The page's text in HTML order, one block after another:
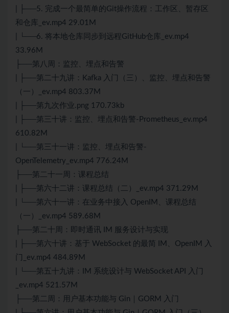
| ├──5. 完成一个最简单的Git操作流程：工作区、暂存区
和仓库_ev.mp4 29.01M
| └──6. 将本地仓库同步到远程GitHub仓库_ev.mp4
33.96M
├──第八周：监控、埋点和告警
| ├──第二十九讲：Kafka 入门（三）、监控、埋点和告警
（一）_ev.mp4 803.37M
| ├──第九次作业.png 170.73kb
| ├──第三十讲：监控、埋点和告警-Prometheus_ev.mp4
610.82M
| └──第三十一讲：监控、埋点和告警-
OpenTelemetry_ev.mp4 776.24M
├──第二十一周：课程总结
| ├──第六十二讲：课程总结（二）_ev.mp4 371.29M
| └──第六十一讲：在业务中接入 OpenIM、课程总结
（一）_ev.mp4 589.68M
├──第二十周：即时通讯 IM 服务设计与实现
| ├──第六十讲：基于 WebSocket 的最简 IM、OpenIM 入
门_ev.mp4 484.89M
| └──第五十九讲：IM 系统设计与 WebSocket API 入门
_ev.mp4 521.57M
├──第二周：用户基本功能与 Gin｜GORM 入门